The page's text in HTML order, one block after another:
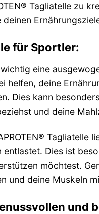
Tagliatelle zu
für Sportler:
eine
helfen, deine
Dies kann
und deine
entlastet. Dies ist
möchtest.
und deine Muskeln
und